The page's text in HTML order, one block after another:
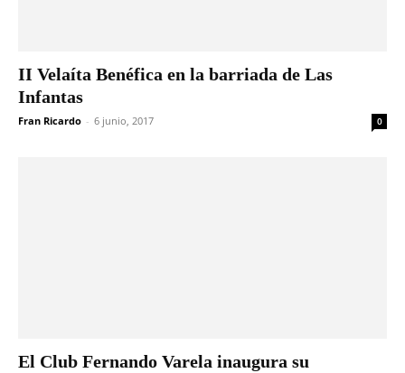
II Velaíta Benéfica en la barriada de Las
Infantas
Fran Ricardo - 6 junio, 2017 0
El Club Fernando Varela inaugura su